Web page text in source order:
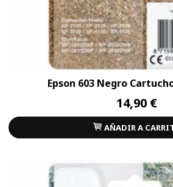
Epson 603 Negro
14,90 €
AÑADIR A